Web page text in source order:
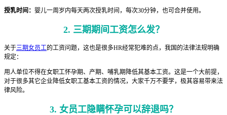
授乳时间： 婴儿一周岁内每天两次授乳时间，每次30分钟，也可合并使用。
2. 三期期间工资怎么发？
关于三期女员工的工资问题，这也是很多HR经常犯难的点，我国的法律法规明确
规定：
用人单位不得在女职工怀孕期、产期、哺乳期降低其基本工资。这是一个大前提，
对于很多其它企业降低女职工基本工资的情况，大家千万不要学，极其容易带来法
律风险。
3. 女员工隐瞒怀孕可以辞退吗？